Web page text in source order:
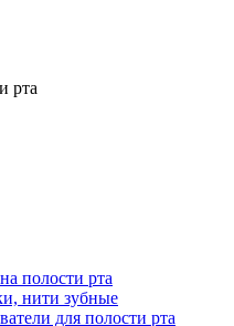
рта
полости рта
нити зубные
для полости рта